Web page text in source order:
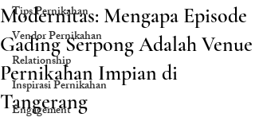
Tips Pernikahan
Vendor Pernikahan
Relationship
Inspirasi Pernikahan
Engagement
Modernitas: Mengapa Episode
Gading Serpong Adalah Venue
Pernikahan Impian di
Tangerang